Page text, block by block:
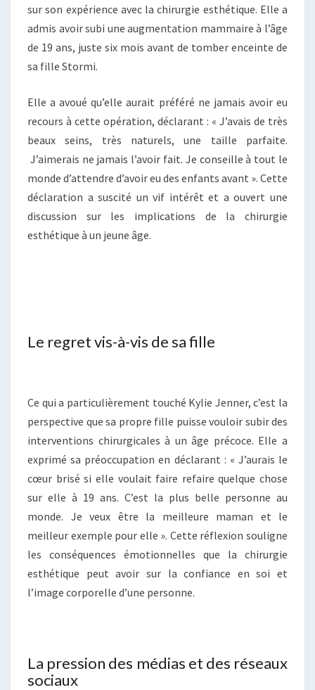
sur son expérience avec la chirurgie esthétique. Elle a
admis avoir subi une augmentation mammaire à l’âge
de 19 ans, juste six mois avant de tomber enceinte de
sa fille Stormi.
Elle a avoué qu’elle aurait préféré ne jamais avoir eu
recours à cette opération, déclarant : « J’avais de très
beaux seins, très naturels, une taille parfaite.
J’aimerais ne jamais l’avoir fait. Je conseille à tout le
monde d’attendre d’avoir eu des enfants avant ». Cette
déclaration a suscité un vif intérêt et a ouvert une
discussion sur les implications de la chirurgie
esthétique à un jeune âge.
Le regret vis-à-vis de sa fille
Ce qui a particulièrement touché Kylie Jenner, c’est la
perspective que sa propre fille puisse vouloir subir des
interventions chirurgicales à un âge précoce. Elle a
exprimé sa préoccupation en déclarant : « J’aurais le
cœur brisé si elle voulait faire refaire quelque chose
sur elle à 19 ans. C’est la plus belle personne au
monde. Je veux être la meilleure maman et le
meilleur exemple pour elle ». Cette réflexion souligne
les conséquences émotionnelles que la chirurgie
esthétique peut avoir sur la confiance en soi et
l’image corporelle d’une personne.
La pression des médias et des réseaux
sociaux